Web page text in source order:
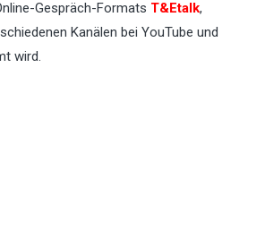
Gespräch-Formats T&Etalk,
Kanälen bei YouTube und
wird.